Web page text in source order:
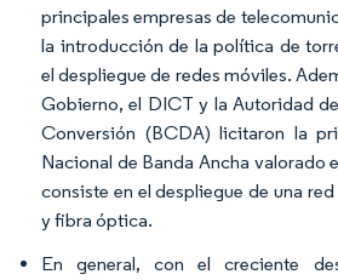
principales empresas de
la introducción de la política de
el despliegue de redes móviles.
Gobierno, el DICT y la Autoridad
Conversión (BCDA) licitaron la
Nacional de Banda Ancha valorado
consiste en el despliegue de una
y fibra óptica.
En general, con el creciente